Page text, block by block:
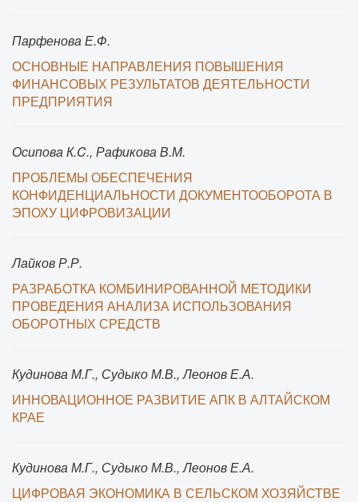
Парфенова Е.Ф.
ОСНОВНЫЕ НАПРАВЛЕНИЯ ПОВЫШЕНИЯ
ФИНАНСОВЫХ РЕЗУЛЬТАТОВ ДЕЯТЕЛЬНОСТИ
ПРЕДПРИЯТИЯ
Осипова К.C., Рафикова В.М.
ПРОБЛЕМЫ ОБЕСПЕЧЕНИЯ
КОНФИДЕНЦИАЛЬНОСТИ ДОКУМЕНТООБОРОТА В
ЭПОХУ ЦИФРОВИЗАЦИИ
Лайков Р.Р.
РАЗРАБОТКА КОМБИНИРОВАННОЙ МЕТОДИКИ
ПРОВЕДЕНИЯ АНАЛИЗА ИСПОЛЬЗОВАНИЯ
ОБОРОТНЫХ СРЕДСТВ
Кудинова М.Г., Судыко М.В., Леонов Е.А.
ИННОВАЦИОННОЕ РАЗВИТИЕ АПК В АЛТАЙСКОМ
КРАЕ
Кудинова М.Г., Судыко М.В., Леонов Е.А.
ЦИФРОВАЯ ЭКОНОМИКА В СЕЛЬСКОМ ХОЗЯЙСТВЕ